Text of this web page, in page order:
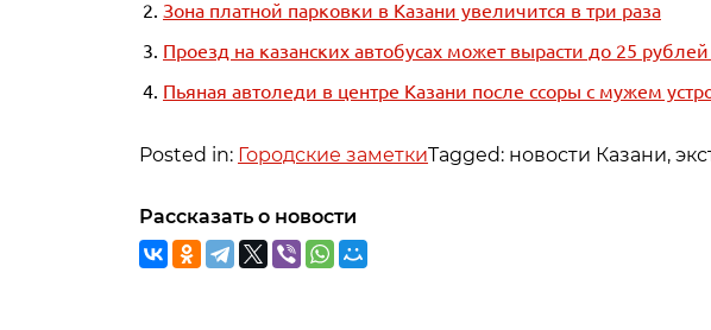
Зона платной парковки в Казани увеличится в три раза
Проезд на казанских автобусах может вырасти до 25
Пьяная автоледи в центре Казани после ссоры с мужем
Posted in: Городские заметкиTagged: новости Казани,
Рассказать о новости